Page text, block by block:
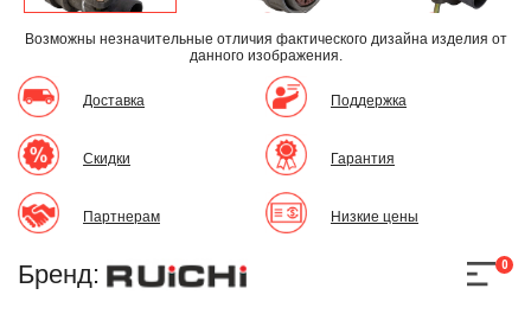
Возможны незначительные отличия фактического дизайна изделия от
данного изображения.
Доставка
Скидки
Партнерам
Поддержка
Гарантия
Низкие цены
Бренд: 0